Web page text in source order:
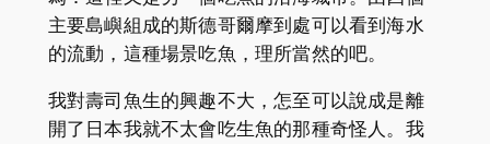
主要島嶼組成的斯德哥爾摩到處可以看到海水
的流動，這種場景吃魚，理所當然的吧。
我對壽司魚生的興趣不大，怎至可以說成是離
開了日本我就不太會吃生魚的那種奇怪人。我